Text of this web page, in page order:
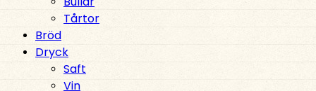
Tårtor
Bröd
Dryck
Saft
Vin